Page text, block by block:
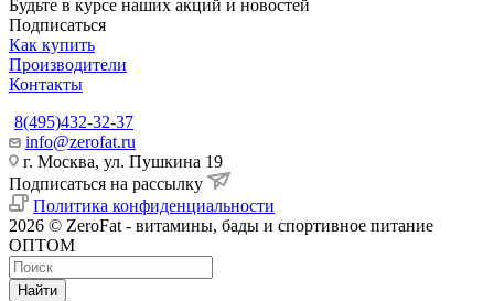
Будьте в курсе наших акций и новостей
Подписаться
Как купить
Производители
Контакты
8(495)432-32-37
info@zerofat.ru
г. Москва, ул. Пушкина 19
Подписаться на рассылку
Политика конфиденциальности
2026 © ZeroFat - витамины, бады и спортивное питание
ОПТОМ
Найти